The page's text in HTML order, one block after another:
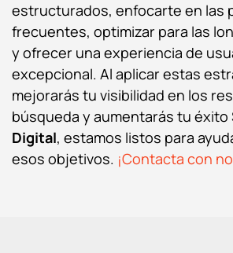
estructurados, enfocarte en las
frecuentes, optimizar para las
y ofrecer una experiencia de
excepcional. Al aplicar estas
mejorarás tu visibilidad en los
búsqueda y aumentarás tu éxito
Digital, estamos listos para
esos objetivos. ¡Contacta con